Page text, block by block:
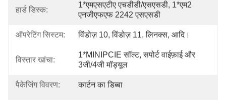
हार्ड डिस्क:
1*एमएसएटीए एचडीडी/एसएसडी, 1*एम2
एनजीएफएफ 2242 एसएसडी
ऑपरेटिंग सिस्टम: विंडोज़ 10, विंडोज़ 11, लिनक्स, आदि।
विस्तार खांचा:
1*MINIPCIE सॉल्ट, सपोर्ट वाईफ़ाई और
3जी/4जी मॉड्यूल
पैकेजिंग विवरण: कार्टन का डिब्बा